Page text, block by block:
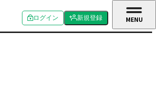
ログイン 新規登録 MENU